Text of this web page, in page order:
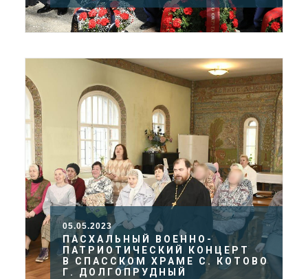
05.05.2023
ПАСХАЛЬНЫЙ ВОЕННО-
ПАТРИОТИЧЕСКИЙ КОНЦЕРТ
В СПАССКОМ ХРАМЕ С. КОТОВО
Г. ДОЛГОПРУДНЫЙ